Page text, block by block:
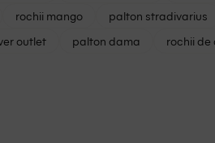
rochii mango palton stradivarius
outlet palton dama rochii de